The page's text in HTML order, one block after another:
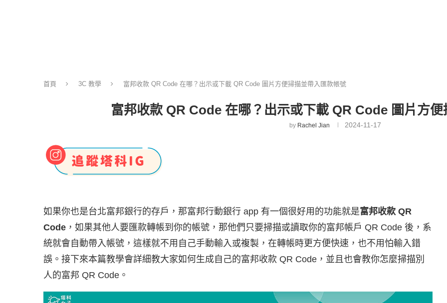
首頁 3C 教學 富邦收款 QR Code 在哪？出示或下載 QR Code 圖片方便掃描並帶入匯款帳號
富邦收款 QR Code 在哪？出示或下載 QR Code 圖片方
by Rachel Jian 2024-11-17
如果你也是台北富邦銀行的存戶，那富邦行動銀行 app 有一個很好用的功能就是富邦收款 QR
Code ，如果其他人要匯款轉帳到你的帳號，那他們只要掃描或讀取你的富邦帳戶 QR Code 後，系
統就會自動帶入帳號，這樣就不用自己手動輸入或複製，在轉帳時更方便快速，也不用怕輸入錯
誤。接下來本篇教學會詳細教大家如何生成自己的富邦收款 QR Code，並且也會教你怎麼掃描別
人的富邦 QR Code。